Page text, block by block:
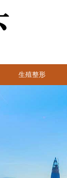
生殖整形